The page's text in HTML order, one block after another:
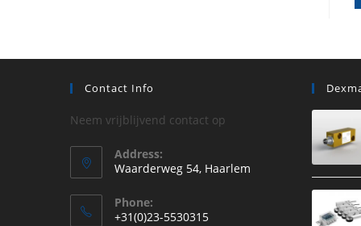
Contact Info
Neem vrijblijvend contact op
Address:
Waarderweg 54, Haarlem
Phone:
+31(0)23-5530315